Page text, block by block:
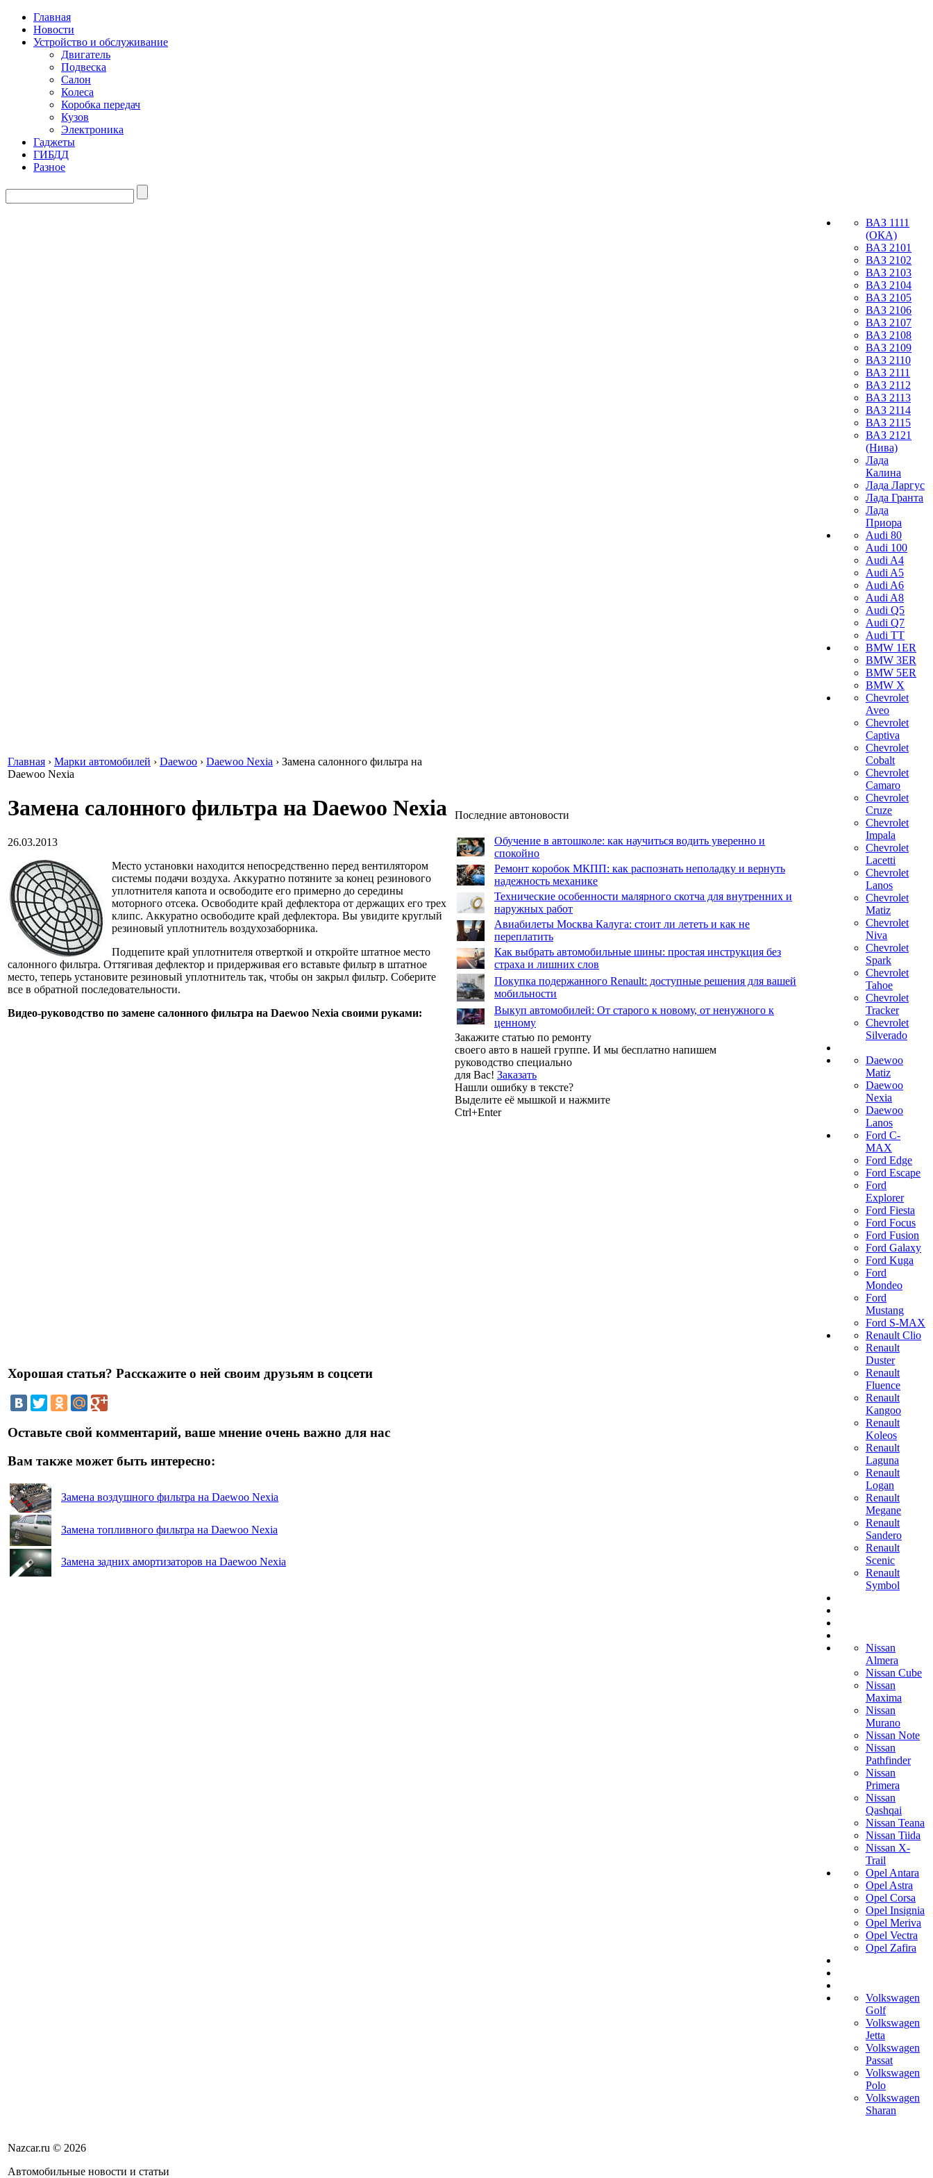
Главная
Новости
Устройство и обслуживание
Двигатель
Подвеска
Салон
Колеса
Коробка передач
Кузов
Электроника
Гаджеты
ГИБДД
Разное
Главная › Марки автомобилей › Daewoo › Daewoo Nexia › Замена салонного фильтра на
Daewoo Nexia
Замена салонного фильтра на Daewoo Nexia
26.03.2013
Место установки находится непосредственно перед вентилятором
системы подачи воздуха. Аккуратно потяните за конец резинового
уплотнителя капота и освободите его примерно до середины
моторного отсека. Освободите край дефлектора от держащих его трех
клипс. Аккуратно освободите край дефлектора. Вы увидите круглый
резиновый уплотнитель воздухозаборника.
Подцепите край уплотнителя отверткой и откройте штатное место
салонного фильтра. Оттягивая дефлектор и придерживая его вставьте фильтр в штатное
место, теперь установите резиновый уплотнитель так, чтобы он закрыл фильтр. Соберите
все в обратной последовательности.
Видео-руководство по замене салонного фильтра на Daewoo Nexia своими руками:
Хорошая статья? Расскажите о ней своим друзьям в соцсети
Оставьте свой комментарий, ваше мнение очень важно для нас
Вам также может быть интересно:
Замена воздушного фильтра на Daewoo Nexia
Замена топливного фильтра на Daewoo Nexia
Замена задних амортизаторов на Daewoo Nexia
Последние автоновости
Обучение в автошколе: как научиться водить уверенно и
спокойно
Ремонт коробок МКПП: как распознать неполадку и вернуть
надежность механике
Технические особенности малярного скотча для внутренних и
наружных работ
Авиабилеты Москва Калуга: стоит ли лететь и как не
переплатить
Как выбрать автомобильные шины: простая инструкция без
страха и лишних слов
Покупка подержанного Renault: доступные решения для вашей
мобильности
Выкуп автомобилей: От старого к новому, от ненужного к
ценному
Закажите статью по ремонту
своего авто в нашей группе. И мы бесплатно напишем
руководство специально
для Вас! Заказать
Нашли ошибку в тексте?
Выделите её мышкой и нажмите
Ctrl+Enter
ВАЗ 1111
(ОКА)
ВАЗ 2101
ВАЗ 2102
ВАЗ 2103
ВАЗ 2104
ВАЗ 2105
ВАЗ 2106
ВАЗ 2107
ВАЗ 2108
ВАЗ 2109
ВАЗ 2110
ВАЗ 2111
ВАЗ 2112
ВАЗ 2113
ВАЗ 2114
ВАЗ 2115
ВАЗ 2121
(Нива)
Лада
Калина
Лада Ларгус
Лада Гранта
Лада
Приора
Audi 80
Audi 100
Audi A4
Audi A5
Audi A6
Audi A8
Audi Q5
Audi Q7
Audi TT
BMW 1ER
BMW 3ER
BMW 5ER
BMW X
Chevrolet
Aveo
Chevrolet
Captiva
Chevrolet
Cobalt
Chevrolet
Camaro
Chevrolet
Cruze
Chevrolet
Impala
Chevrolet
Lacetti
Chevrolet
Lanos
Chevrolet
Matiz
Chevrolet
Niva
Chevrolet
Spark
Chevrolet
Tahoe
Chevrolet
Tracker
Chevrolet
Silverado
Daewoo
Matiz
Daewoo
Nexia
Daewoo
Lanos
Ford C-
MAX
Ford Edge
Ford Escape
Ford
Explorer
Ford Fiesta
Ford Focus
Ford Fusion
Ford Galaxy
Ford Kuga
Ford
Mondeo
Ford
Mustang
Ford S-MAX
Renault Clio
Renault
Duster
Renault
Fluence
Renault
Kangoo
Renault
Koleos
Renault
Laguna
Renault
Logan
Renault
Megane
Renault
Sandero
Renault
Scenic
Renault
Symbol
Nissan
Almera
Nissan Cube
Nissan
Maxima
Nissan
Murano
Nissan Note
Nissan
Pathfinder
Nissan
Primera
Nissan
Qashqai
Nissan Teana
Nissan Tiida
Nissan X-
Trail
Opel Antara
Opel Astra
Opel Corsa
Opel Insignia
Opel Meriva
Opel Vectra
Opel Zafira
Volkswagen
Golf
Volkswagen
Jetta
Volkswagen
Passat
Volkswagen
Polo
Volkswagen
Sharan
Nazcar.ru © 2026
Автомобильные новости и статьи